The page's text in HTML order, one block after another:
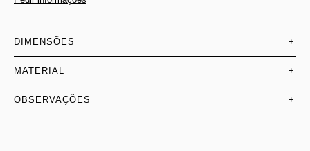
DIMENSÕES +
MATERIAL +
OBSERVAÇÕES +